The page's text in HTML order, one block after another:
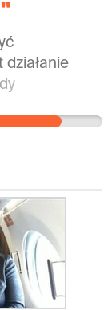
- ludzie,
karę; -
żądania będą